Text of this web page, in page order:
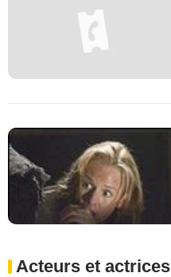
Acteurs et actrices